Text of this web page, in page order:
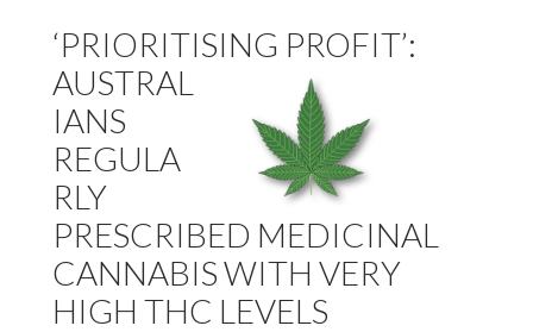
‘PRIORITISING PROFIT’:
AUSTRAL
IANS
REGULA
RLY
PRESCRIBED MEDICINAL
CANNABIS WITH VERY
HIGH THC LEVELS